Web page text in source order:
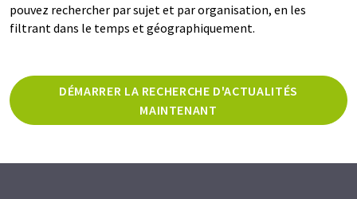
pouvez rechercher par sujet et par organisation, en les
filtrant dans le temps et géographiquement.
DÉMARRER LA RECHERCHE D'ACTUALITÉS
MAINTENANT